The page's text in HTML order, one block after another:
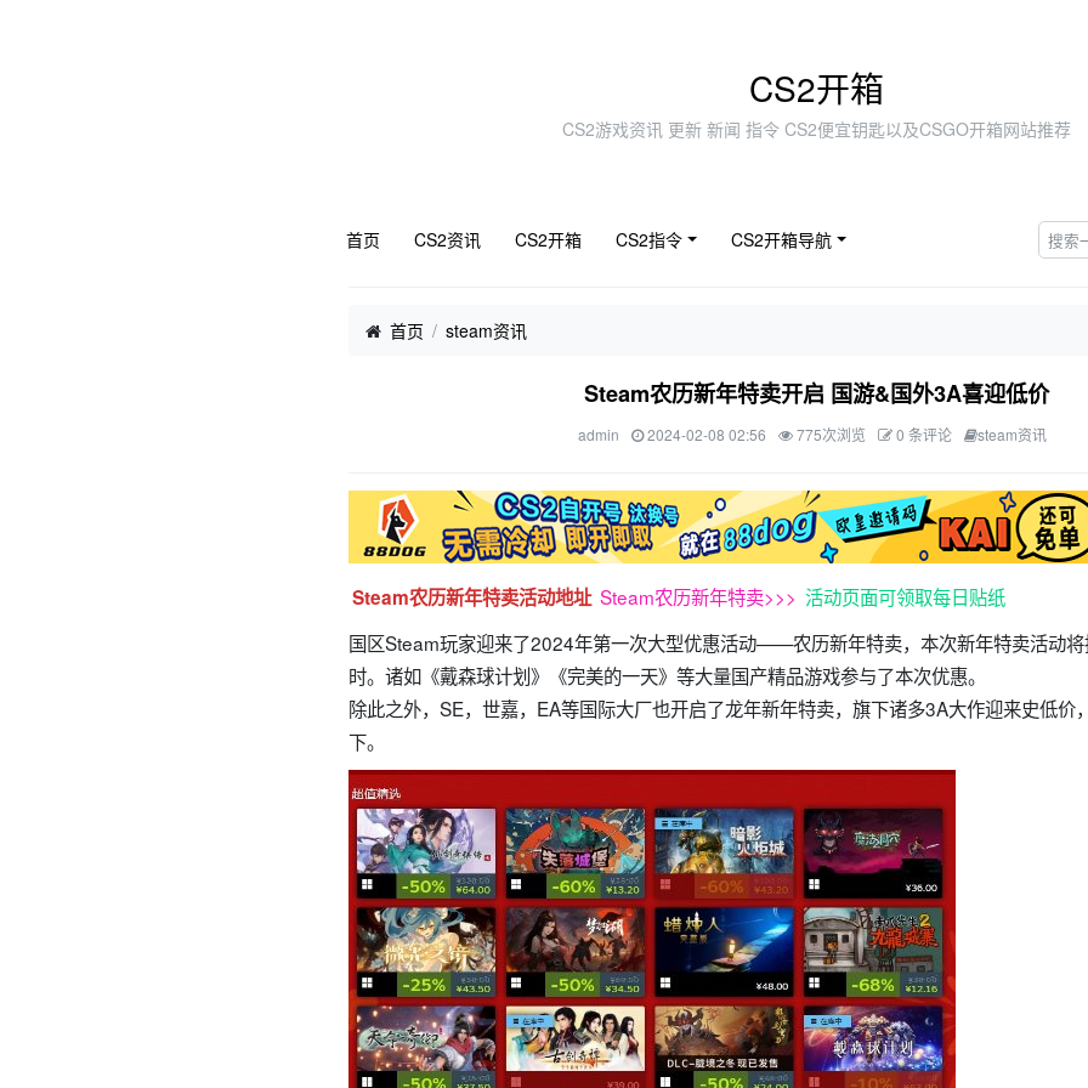
CS2开箱
CS2游戏资讯 更新 新闻 指令 CS2便宜钥匙以及CSGO开箱网站推荐
首页 CS2资讯 CS2开箱 CS2指令 CS2开箱导航
首页 steam资讯
Steam农历新年特卖开启 国游&国外3A喜迎低价
admin 2024-02-08 02:56 775次浏览 0 条评论 steam资讯
Steam农历新年特卖活动地址 Steam农历新年特卖>>> 活动页面可领取每日贴纸
国区Steam玩家迎来了2024年第一次大型优惠活动——农历新年特卖，本次新年特卖活动
时。诸如《戴森球计划》《完美的一天》等大量国产精品游戏参与了本次优惠。
除此之外，SE，世嘉，EA等国际大厂也开启了龙年新年特卖，旗下诸多3A大作迎来史低价
下。